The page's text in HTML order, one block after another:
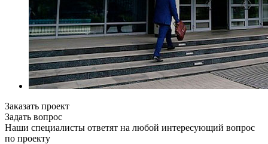
Заказать проект
Задать вопрос
Наши специалисты ответят на любой интересующий вопрос
по проекту